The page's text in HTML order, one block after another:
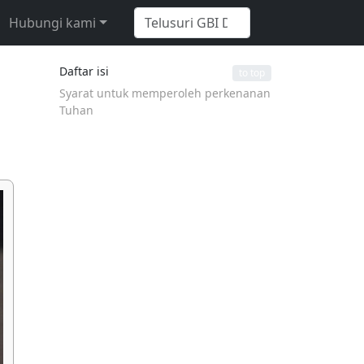
Hubungi kami
Daftar isi
Syarat untuk memperoleh perkenanan
Tuhan